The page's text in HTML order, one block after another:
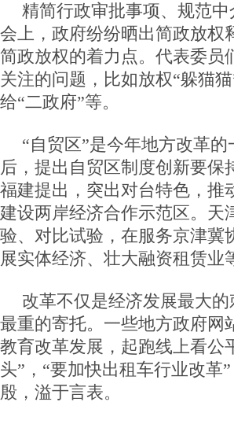
精简行政审批事项、规范
会上，政府纷纷晒出简政放权
简政放权的着力点。代表委员
关注的问题，比如放权“躲猫
给“二政府”等。
“自贸区”是今年地方改革
后，提出自贸区制度创新要
福建提出，突出对台特色，推
建设两岸经济合作示范区。天
验、对比试验，在服务京津冀
展实体经济、壮大融资租赁业
改革不仅是经济发展最大
最重的寄托。一些地方政府网
教育改革发展，起跑线上看公
头”，“要加快出租车行业改
殷，溢于言表。